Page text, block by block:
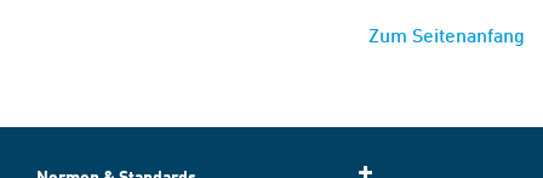
Zum Seitenanfang